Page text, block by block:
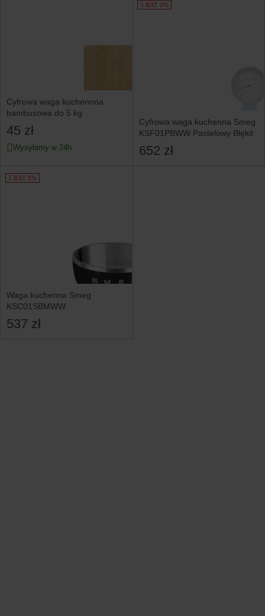
Cyfrowa waga kuchennna
bambusowa do 5 kg
45 zł
Wysyłamy w 24h
5 RAT 0%
Cyfrowa waga kuchenna Smeg
KSF01PBWW Pastelowy Błękit
652 zł
5 RAT 0%
Waga kuchenna Smeg
KSC01SBMWW
537 zł